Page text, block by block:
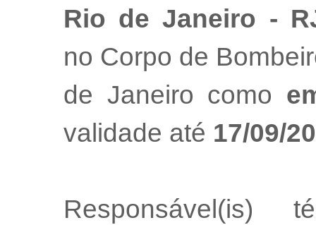
Rio de Janeiro -
no Corpo de
de Janeiro como
validade até 17/09/
Responsável(is)